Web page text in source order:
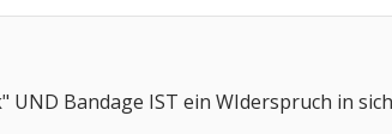
Bandage IST ein WIderspruch in